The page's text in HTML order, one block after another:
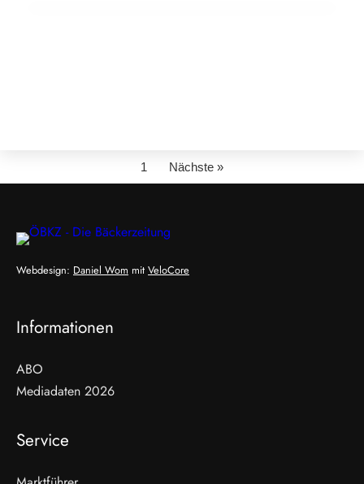
1 Nächste »
Webdesign: Daniel Wom mit VeloCore
Informationen
ABO
Mediadaten 2026
Service